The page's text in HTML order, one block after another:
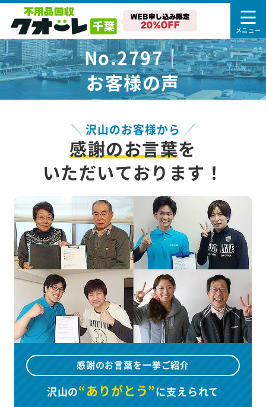
No.2797｜
お客様の声
沢山のお客様から
感謝のお言葉を
いただいております！
感謝のお言葉を一挙ご紹介
沢山の“ありがとう”に支えられて